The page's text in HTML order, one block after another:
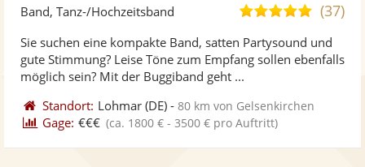
Fotos
4,9
5
(37)
Band, Tanz-/Hochzeitsband
Sie suchen eine kompakte Band, satten Partysound und
gute Stimmung? Leise Töne zum Empfang sollen ebenfalls
möglich sein? Mit der Buggiband geht ...
Standort: Lohmar (DE) -80 km von Gelsenkirchen
Gage: €€€ (ca. 1800 € - 3500 € pro Auftritt)